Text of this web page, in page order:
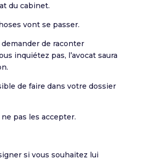
du cabinet.
vont se passer.
demander de raconter
inquiétez pas, l’avocat saura
de faire dans votre dossier
pas les accepter.
si vous souhaitez lui